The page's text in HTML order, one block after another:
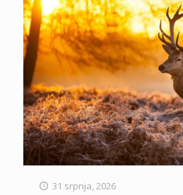
31 srpnja, 2026